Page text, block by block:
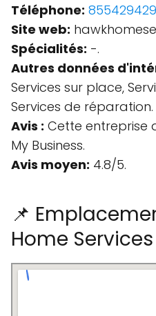
Téléphone:
Site web:
Spécialités: -.
Autres données
Services sur place,
Services de réparation.
Avis : Cette entreprise
My Business.
Avis moyen: 4.8/5.
📌
Home Services